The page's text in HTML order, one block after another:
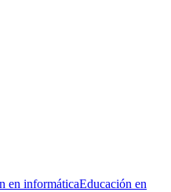
en informáticaEducación en